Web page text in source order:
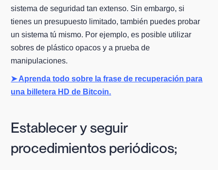
sistema de seguridad tan extenso. Sin embargo, si
tienes un presupuesto limitado, también puedes probar
un sistema tú mismo. Por ejemplo, es posible utilizar
sobres de plástico opacos y a prueba de
manipulaciones.
➤ Aprenda todo sobre la frase de recuperación para
una billetera HD de Bitcoin.
Establecer y seguir
procedimientos periódicos;